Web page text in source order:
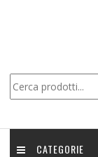
CATEGORIE